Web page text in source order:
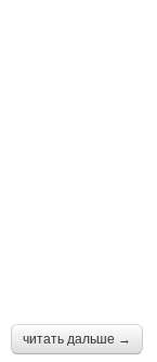
читать дальше →